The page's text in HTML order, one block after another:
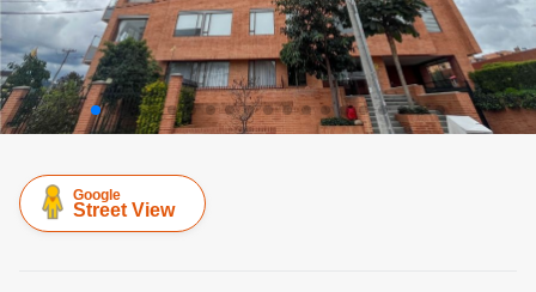
Google
Street View